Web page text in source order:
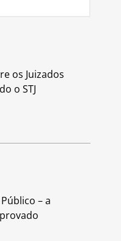
os Juizados
o STJ
– a